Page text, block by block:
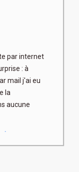
par internet
: à
mail j'ai eu
la
aucune